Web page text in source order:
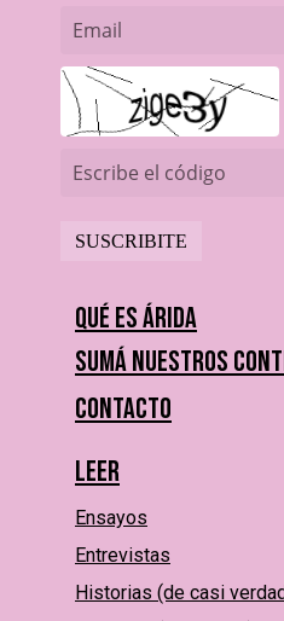
Email
Escribe el código
Qué es Árida
Sumá nuestros
Contacto
Leer
Ensayos
Entrevistas
Historias (de casi